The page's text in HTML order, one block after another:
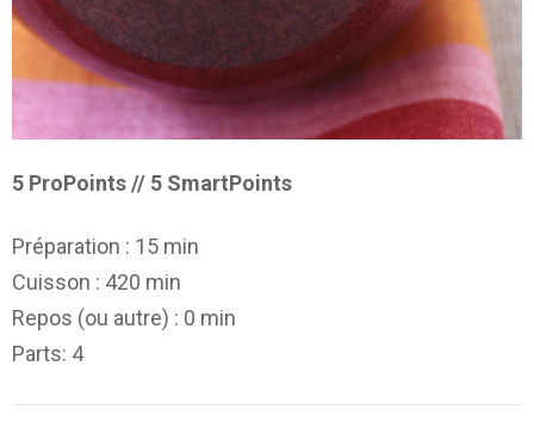
5 ProPoints // 5 SmartPoints
Préparation : 15 min
Cuisson : 420 min
Repos (ou autre) : 0 min
Parts: 4